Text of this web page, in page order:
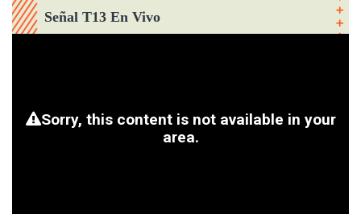
Señal T13 En Vivo